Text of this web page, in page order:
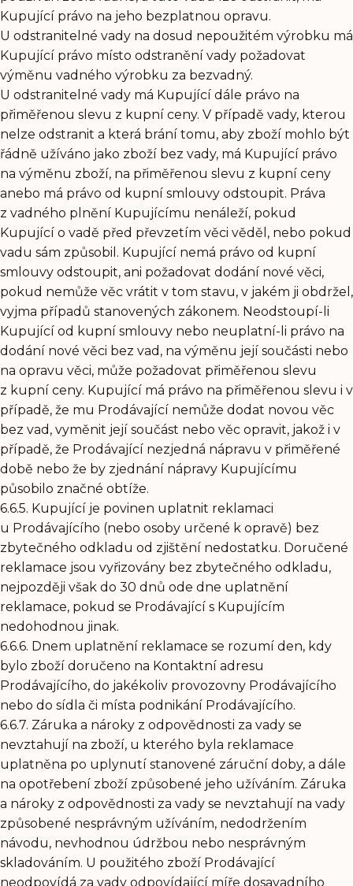
Kupující právo na jeho bezplatnou opravu.
U odstranitelné vady na dosud nepoužitém výrobku má
Kupující právo místo odstranění vady požadovat
výměnu vadného výrobku za bezvadný.
U odstranitelné vady má Kupující dále právo na
přiměřenou slevu z kupní ceny. V případě vady, kterou
nelze odstranit a která brání tomu, aby zboží mohlo být
řádně užíváno jako zboží bez vady, má Kupující právo
na výměnu zboží, na přiměřenou slevu z kupní ceny
anebo má právo od kupní smlouvy odstoupit. Práva
z vadného plnění Kupujícímu nenáleží, pokud
Kupující o vadě před převzetím věci věděl, nebo pokud
vadu sám způsobil. Kupující nemá právo od kupní
smlouvy odstoupit, ani požadovat dodání nové věci,
pokud nemůže věc vrátit v tom stavu, v jakém ji obdržel,
vyjma případů stanovených zákonem. Neodstoupí-li
Kupující od kupní smlouvy nebo neuplatní-li právo na
dodání nové věci bez vad, na výměnu její součásti nebo
na opravu věci, může požadovat přiměřenou slevu
z kupní ceny. Kupující má právo na přiměřenou slevu i v
případě, že mu Prodávající nemůže dodat novou věc
bez vad, vyměnit její součást nebo věc opravit, jakož i v
případě, že Prodávající nezjedná nápravu v přiměřené
době nebo že by zjednání nápravy Kupujícímu
působilo značné obtíže.
6.6.5. Kupující je povinen uplatnit reklamaci
u Prodávajícího (nebo osoby určené k opravě) bez
zbytečného odkladu od zjištění nedostatku. Doručené
reklamace jsou vyřizovány bez zbytečného odkladu,
nejpozději však do 30 dnů ode dne uplatnění
reklamace, pokud se Prodávající s Kupujícím
nedohodnou jinak.
6.6.6. Dnem uplatnění reklamace se rozumí den, kdy
bylo zboží doručeno na Kontaktní adresu
Prodávajícího, do jakékoliv provozovny Prodávajícího
nebo do sídla či místa podnikání Prodávajícího.
6.6.7. Záruka a nároky z odpovědnosti za vady se
nevztahují na zboží, u kterého byla reklamace
uplatněna po uplynutí stanovené záruční doby, a dále
na opotřebení zboží způsobené jeho užíváním. Záruka
a nároky z odpovědnosti za vady se nevztahují na vady
způsobené nesprávným užíváním, nedodržením
návodu, nevhodnou údržbou nebo nesprávným
skladováním. U použitého zboží Prodávající
neodpovídá za vady odpovídající míře dosavadního